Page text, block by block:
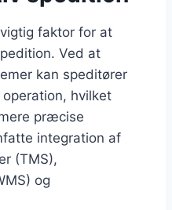
faktor for at
Ved at
kan speditører
hvilket
præcise
integration af
(TMS),
og